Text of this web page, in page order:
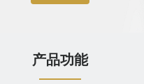
产品功能